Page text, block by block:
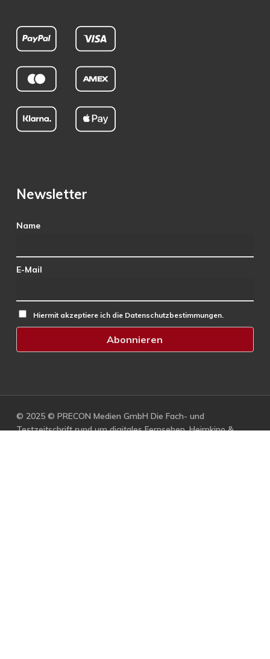
Newsletter
Name
E-Mail
Hiermit akzeptiere ich die Datenschutzbestimmungen.
© 2025 © PRECON Medien GmbH Die Fach- und
Testzeitschrift rund um digitales Fernsehen, Heimkino &